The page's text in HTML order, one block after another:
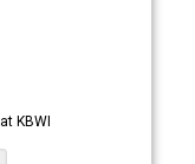
atKBWI